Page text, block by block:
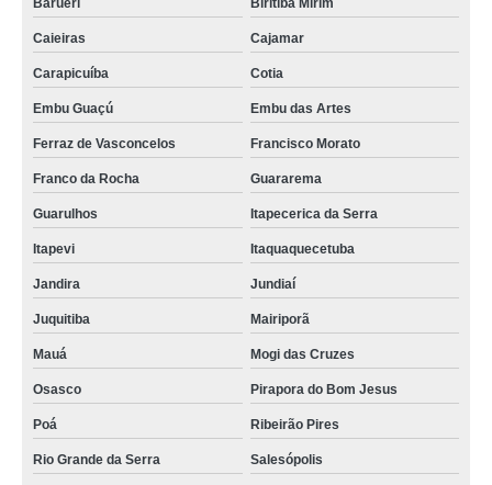
Barueri Biritiba Mirim
Caieiras Cajamar
Carapicuíba Cotia
Embu Guaçú Embu das Artes
Ferraz de Vasconcelos Francisco Morato
Franco da Rocha Guararema
Guarulhos Itapecerica da Serra
Itapevi Itaquaquecetuba
Jandira Jundiaí
Juquitiba Mairiporã
Mauá Mogi das Cruzes
Osasco Pirapora do Bom Jesus
Poá Ribeirão Pires
Rio Grande da Serra Salesópolis